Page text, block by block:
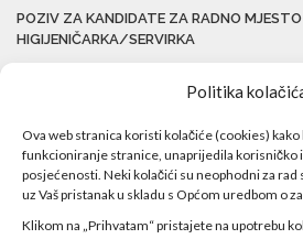
Politika
Ova web stranica koristi kolačiće (cookies)
funkcioniranje stranice, unaprijedila korisničko
posjećenosti. Neki kolačići su neophodni za
uz Vaš pristanak u skladu s Općom uredbom o
Klikom na „Prihvatam“ pristajete na upotrebu
POZIV ZA KANDIDATE ZA RADNO MJESTO
HIGIJENIČARKA/SERVIRKA